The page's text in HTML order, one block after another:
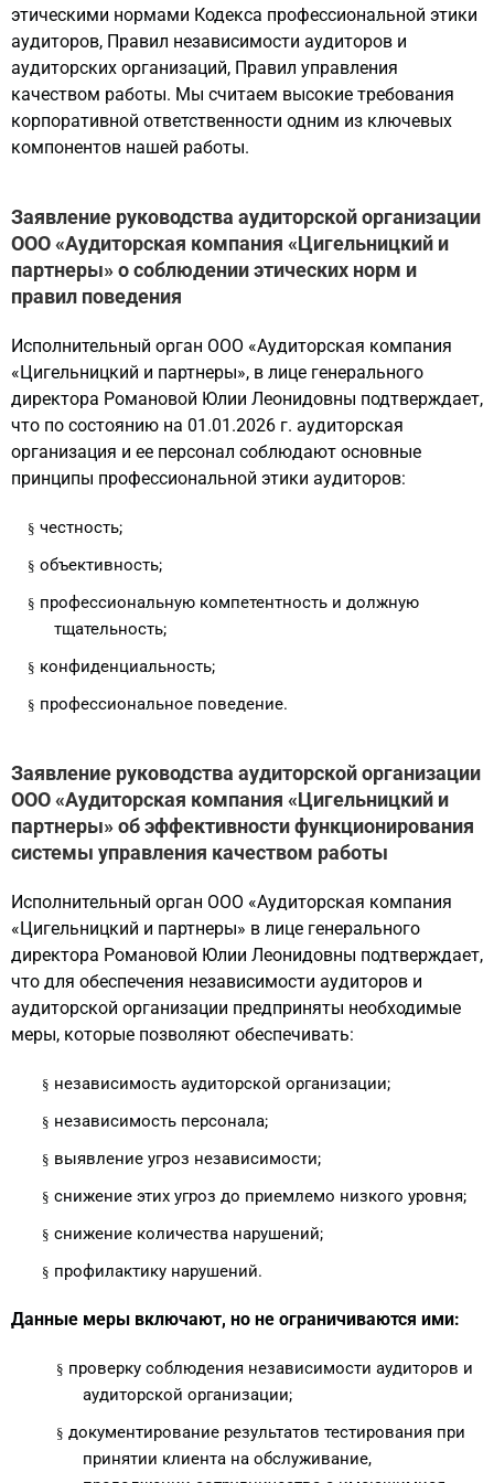
этическими нормами Кодекса профессиональной этики
аудиторов, Правил независимости аудиторов и
аудиторских организаций, Правил управления
качеством работы. Мы считаем высокие требования
корпоративной ответственности одним из ключевых
компонентов нашей работы.
Заявление руководства аудиторской организации
ООО «Аудиторская компания «Цигельницкий и
партнеры» о соблюдении этических норм и
правил поведения
Исполнительный орган ООО «Аудиторская компания
«Цигельницкий и партнеры», в лице генерального
директора Романовой Юлии Леонидовны подтверждает,
что по состоянию на 01.01.2026 г. аудиторская
организация и ее персонал соблюдают основные
принципы профессиональной этики аудиторов:
§ честность;
§ объективность;
§ профессиональную компетентность и должную
тщательность;
§ конфиденциальность;
§ профессиональное поведение.
Заявление руководства аудиторской организации
ООО «Аудиторская компания «Цигельницкий и
партнеры» об эффективности функционирования
системы управления качеством работы
Исполнительный орган ООО «Аудиторская компания
«Цигельницкий и партнеры» в лице генерального
директора Романовой Юлии Леонидовны подтверждает,
что для обеспечения независимости аудиторов и
аудиторской организации предприняты необходимые
меры, которые позволяют обеспечивать:
§ независимость аудиторской организации;
§ независимость персонала;
§ выявление угроз независимости;
§ снижение этих угроз до приемлемо низкого уровня;
§ снижение количества нарушений;
§ профилактику нарушений.
Данные меры включают, но не ограничиваются ими:
§ проверку соблюдения независимости аудиторов и
аудиторской организации;
§ документирование результатов тестирования при
принятии клиента на обслуживание,